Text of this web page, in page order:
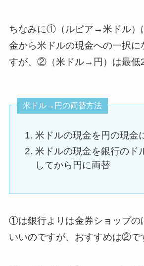
ちなみに①（ルピア→米ドル）
金から米ドルの現金への一択に
すが、②（米ドル→円）は最低2
米ドル→円の両替方法
米ドルの現金を円の現金
米ドルの現金を銀行のド
してから円に両替
①は銀行よりは金券ショップの
いいのですが、おすすめは②で